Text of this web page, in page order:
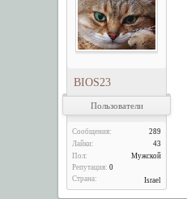
BIOS23
Пользователи
Сообщения:
289
Лайки:
43
Пол:
Мужской
Репутация: 0
Страна:
Israel